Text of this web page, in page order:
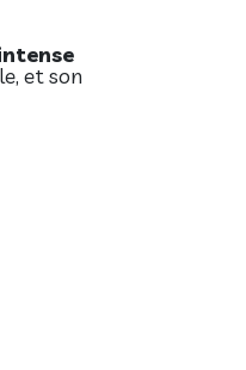
et son